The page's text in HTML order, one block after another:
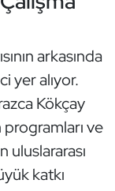
arkasında
yer alıyor.
Kökçay
ve
uluslararası
katkı